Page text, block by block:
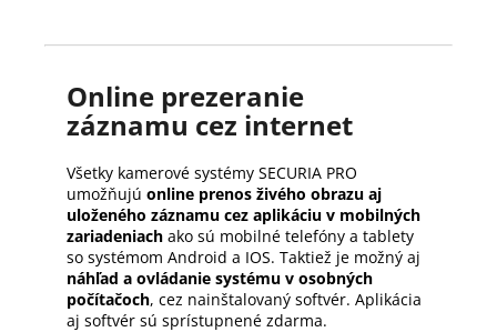
Online prezeranie
záznamu cez internet
Všetky kamerové systémy SECURIA PRO
umožňujú online prenos živého obrazu aj
uloženého záznamu cez aplikáciu v mobilných
zariadeniach ako sú mobilné telefóny a tablety
so systémom Android a IOS. Taktiež je možný aj
náhľad a ovládanie systému v osobných
počítačoch, cez nainštalovaný softvér. Aplikácia
aj softvér sú sprístupnené zdarma.